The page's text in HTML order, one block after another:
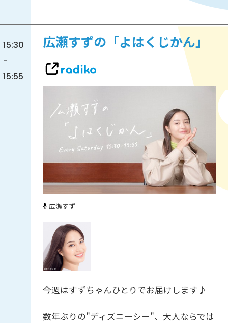
15:30
-
15:55
広瀬すずの「よはくじかん」
広瀬すず
今週はすずちゃんひとりでお届けします♪
数年ぶりの"ディズニーシー"、大人ならでは